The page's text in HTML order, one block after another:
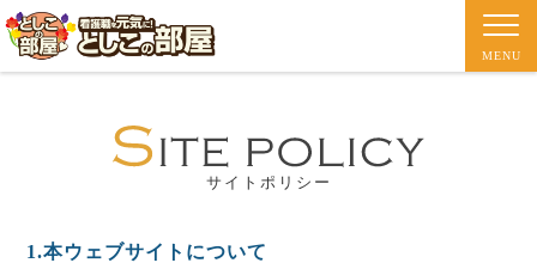
MENU
サイトポリシー
1.本ウェブサイトについて